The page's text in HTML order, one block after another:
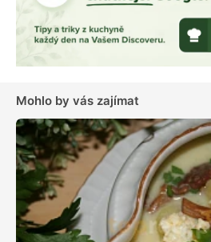
Mohlo by vás zajímat